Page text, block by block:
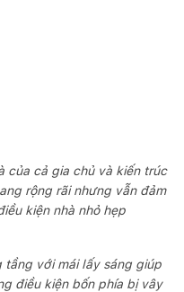
của cả gia chủ và kiến trúc
rộng rãi nhưng vẫn đảm
kiện nhà nhỏ hẹp
tầng với mái lấy sáng giúp
điều kiện bốn phía bị vây